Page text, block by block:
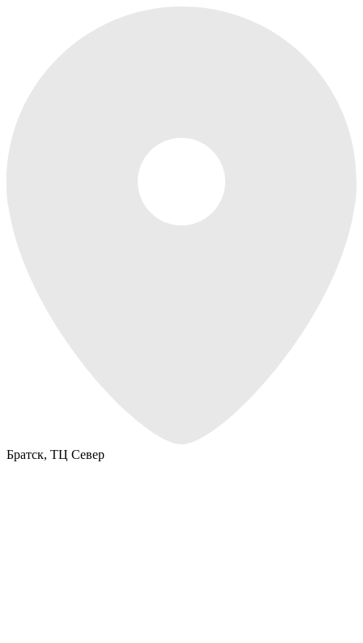
Братск, ТЦ Север